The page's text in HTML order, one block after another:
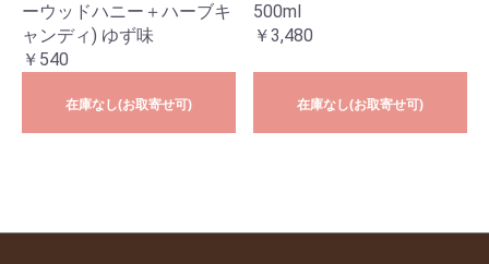
ーウッドハニー＋ハーブキ
ャンディ) ゆず味
￥540
在庫なし(お取寄せ可)
500ml
￥3,480
在庫なし(お取寄せ可)